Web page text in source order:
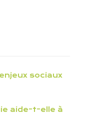
sociaux
aide-t-elle à